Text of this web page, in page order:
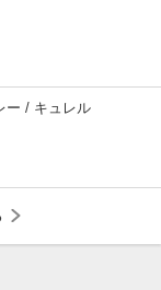
ー / キュレル